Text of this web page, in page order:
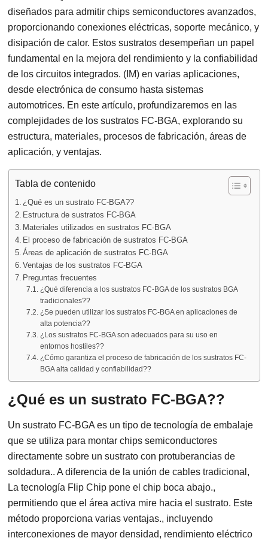
diseñados para admitir chips semiconductores avanzados,
proporcionando conexiones eléctricas, soporte mecánico, y
disipación de calor. Estos sustratos desempeñan un papel
fundamental en la mejora del rendimiento y la confiabilidad
de los circuitos integrados. (IM) en varias aplicaciones,
desde electrónica de consumo hasta sistemas
automotrices. En este artículo, profundizaremos en las
complejidades de los sustratos FC-BGA, explorando su
estructura, materiales, procesos de fabricación, áreas de
aplicación, y ventajas.
Tabla de contenido
¿Qué es un sustrato FC-BGA??
Estructura de sustratos FC-BGA
Materiales utilizados en sustratos FC-BGA
El proceso de fabricación de sustratos FC-BGA
Áreas de aplicación de sustratos FC-BGA
Ventajas de los sustratos FC-BGA
Preguntas frecuentes
¿Qué diferencia a los sustratos FC-BGA de los sustratos BGA
tradicionales??
¿Se pueden utilizar los sustratos FC-BGA en aplicaciones de
alta potencia??
¿Los sustratos FC-BGA son adecuados para su uso en
entornos hostiles??
¿Cómo garantiza el proceso de fabricación de los sustratos FC-
BGA alta calidad y confiabilidad??
¿Qué es un sustrato FC-BGA??
Un sustrato FC-BGA es un tipo de tecnología de embalaje
que se utiliza para montar chips semiconductores
directamente sobre un sustrato con protuberancias de
soldadura.. A diferencia de la unión de cables tradicional,
La tecnología Flip Chip pone el chip boca abajo.,
permitiendo que el área activa mire hacia el sustrato. Este
método proporciona varias ventajas., incluyendo
interconexiones de mayor densidad, rendimiento eléctrico